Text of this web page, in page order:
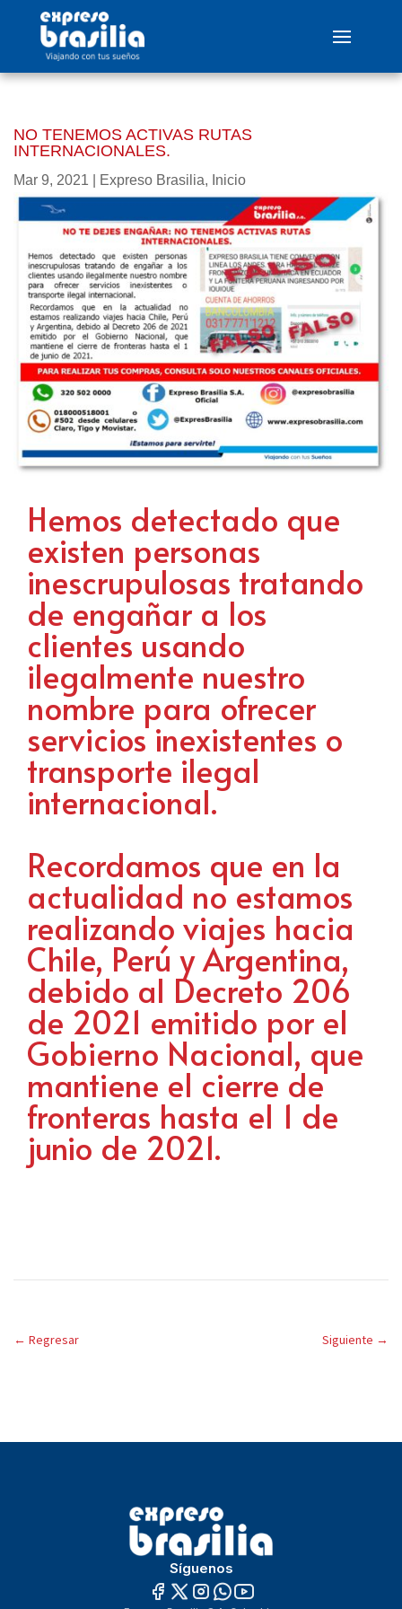
NO TENEMOS ACTIVAS RUTAS
INTERNACIONALES.
Mar 9, 2021 Expreso Brasilia, Inicio
Hemos detectado que
existen personas
inescrupulosas tratando
de engañar a los
clientes usando
ilegalmente nuestro
nombre para ofrecer
servicios inexistentes o
transporte ilegal
internacional.
Recordamos que en la
actualidad no estamos
realizando viajes hacia
Chile, Perú y Argentina,
debido al Decreto 206
de 2021 emitido por el
Gobierno Nacional, que
mantiene el cierre de
fronteras hasta el 1 de
junio de 2021.
← Regresar Siguiente →
Síguenos